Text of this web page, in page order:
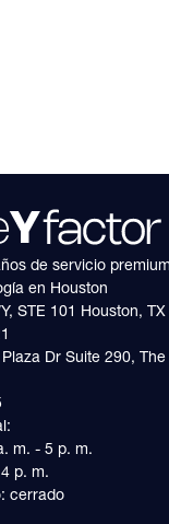
de servicio premium
en Houston
STE 101 Houston,
Dr Suite 290, The
m. - 5 p. m.
p. m.
cerrado